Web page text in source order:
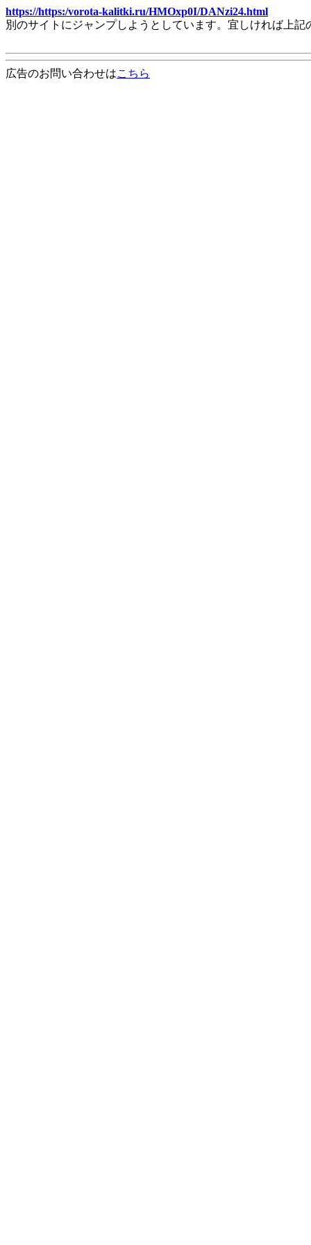
https://https:/vorota-kalitki.ru/HMOxp0I/DANzi24.html
別のサイトにジャンプしようとしています。宜しければ上
広告のお問い合わせはこちら